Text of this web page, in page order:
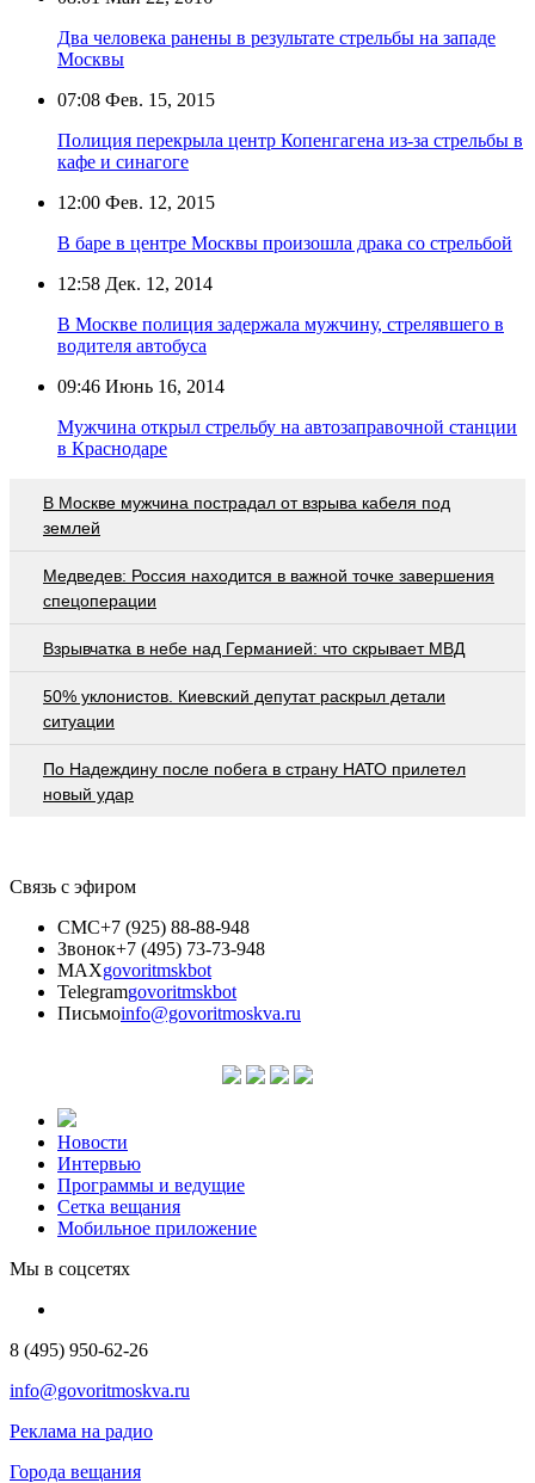
Два человека ранены в результате стрельбы на западе
Москвы
07:08 Фев. 15, 2015
Полиция перекрыла центр Копенгагена из-за стрельбы в
кафе и синагоге
12:00 Фев. 12, 2015
В баре в центре Москвы произошла драка со стрельбой
12:58 Дек. 12, 2014
В Москве полиция задержала мужчину, стрелявшего в
водителя автобуса
09:46 Июнь 16, 2014
Мужчина открыл стрельбу на автозаправочной станции
в Краснодаре
В Москве мужчина пострадал от взрыва кабеля под
землей
Медведев: Россия находится в важной точке завершения
спецоперации
Взрывчатка в небе над Германией: что скрывает МВД
50% уклонистов. Киевский депутат раскрыл детали
ситуации
По Надеждину после побега в страну НАТО прилетел
новый удар
Связь с эфиром
СМС+7 (925) 88-88-948
Звонок+7 (495) 73-73-948
MAXgovoritmskbot
Telegramgovoritmskbot
Письмоinfo@govoritmoskva.ru
Новости
Интервью
Программы и ведущие
Сетка вещания
Мобильное приложение
Мы в соцсетях
8 (495) 950-62-26
info@govoritmoskva.ru
Реклама на радио
Города вещания